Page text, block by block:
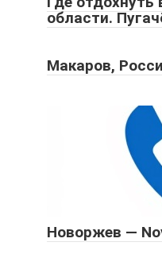
области.
Макаров,
Новоржев —